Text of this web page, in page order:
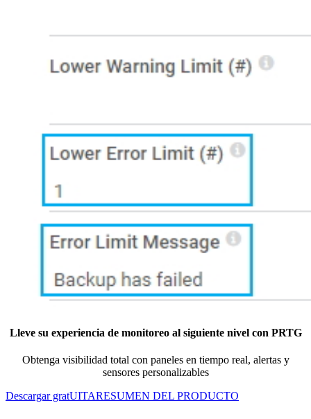
Lleve su experiencia de monitoreo al siguiente nivel con PRTG
Obtenga visibilidad total con paneles en tiempo real, alertas y
sensores personalizables
Descargar gratUITARESUMEN DEL PRODUCTO